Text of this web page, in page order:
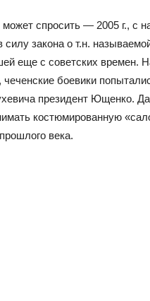
спросить — 2005 г., с
силу закона о т.н.
еще с советских времен.
чеченские боевики
президент Ющенко.
костюмированную
века.